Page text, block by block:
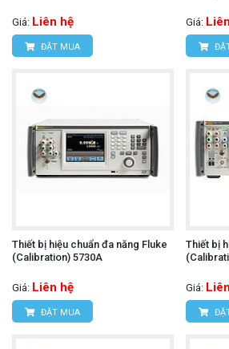
Giá: Liên hệ
ĐẶT MUA
Giá:
Thiết bị hiệu chuẩn đa năng Fluke
(Calibration) 5730A
Giá: Liên hệ
ĐẶT MUA
Thiết bị
Giá: